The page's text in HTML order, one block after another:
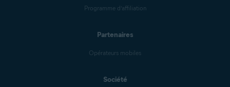
Programme d’affiliation
Partenaires
Opérateurs mobiles
Société